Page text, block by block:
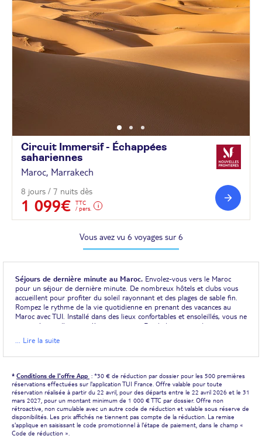
Circuit Immersif - Échappées
sahariennes
Maroc, Marrakech
8 jours / 7 nuits dès
1 099€
TTC
/ pers.
Vous avez vu 6 voyages sur 6
Séjours de dernière minute au Maroc. Envolez-vous vers le Maroc
pour un séjour de dernière minute. De nombreux hôtels et clubs vous
accueillent pour profiter du soleil rayonnant et des plages de sable fin.
Rompez le rythme de la vie quotidienne en prenant des vacances au
Maroc avec TUI. Installé dans des lieux confortables et ensoleillés, vous ne
songez à rien d'autre qu'à vous reposer. De chaleureux riads vous
Marrakech par exemple. Flânez dans les rues, les souks et le centre de la
Maghreb aux innombrables mosquées, aux palais chatoyants et
exotiques, aux jardins luxuriants entretenus avec un soin sans pareil.
Visitez les villes impériales que sont Rabat, Fès ou encore Meknès. De
votre base, accédez aussi à des paysages naturels verdoyants et
montagnards, comme ceux de l'Atlas, ou désertiques, comme les dunes
du Sahara.
... Lire la suite
* Conditions de l'offre App : *30 € de réduction par dossier pour les 500 premières
réservations effectuées sur l'application TUI France. Offre valable pour toute
réservation réalisée à partir du 22 avril, pour des départs entre le 22 avril 2026 et le 31
mars 2027, pour un montant minimum de 1 000 € TTC par dossier. Offre non
rétroactive, non cumulable avec un autre code de réduction et valable sous réserve de
disponibilités. Les prix affichés ne tiennent pas compte de la réduction. La remise
s'applique en saisissant le code promotionnel à l'étape de paiement, dans le champ «
Code de réduction ».